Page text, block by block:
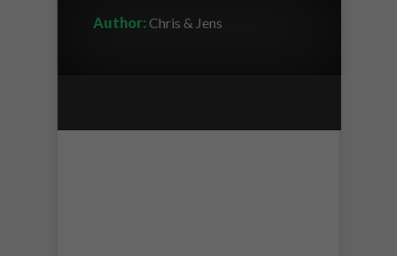
Author:Chris & Jens